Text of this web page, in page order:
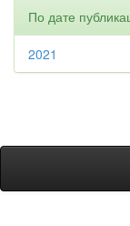
По дате
2021